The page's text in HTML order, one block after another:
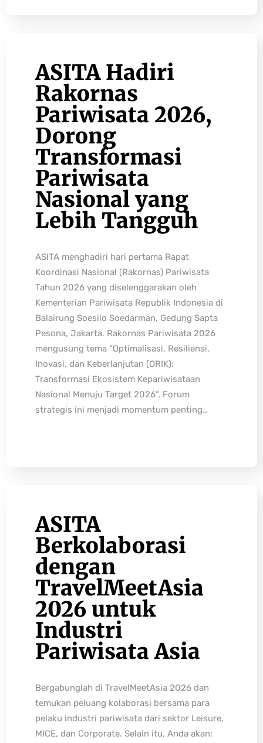
ASITA Hadiri
Rakornas
Pariwisata 2026,
Dorong
Transformasi
Pariwisata
Nasional yang
Lebih Tangguh
ASITA menghadiri hari pertama Rapat
Koordinasi Nasional (Rakornas) Pariwisata
Tahun 2026 yang diselenggarakan oleh
Kementerian Pariwisata Republik Indonesia di
Balairung Soesilo Soedarman, Gedung Sapta
Pesona, Jakarta. Rakornas Pariwisata 2026
mengusung tema “Optimalisasi, Resiliensi,
Inovasi, dan Keberlanjutan (ORIK):
Transformasi Ekosistem Kepariwisataan
Nasional Menuju Target 2026”. Forum
strategis ini menjadi momentum penting…
ASITA
Berkolaborasi
dengan
TravelMeetAsia
2026 untuk
Industri
Pariwisata Asia
Bergabunglah di TravelMeetAsia 2026 dan
temukan peluang kolaborasi bersama para
pelaku industri pariwisata dari sektor Leisure,
MICE, dan Corporate. Selain itu, Anda akan: